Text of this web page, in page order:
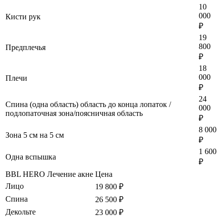
Кисти рук
10
000
₽
Предплечья
19
800
₽
Плечи
18
000
₽
Спина (одна область) область до конца лопаток /
подлопаточная зона/поясничная область
24
000
₽
Зона 5 см на 5 см
8 000
₽
Одна вспышка
1 600
₽
BBL HERO Лечение акне Цена
Лицо
19 800 ₽
Спина
26 500 ₽
Декольте
23 000 ₽